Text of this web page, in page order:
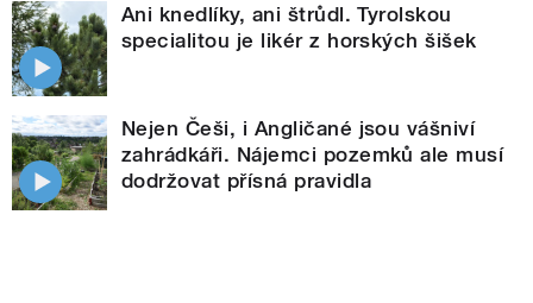
Ani knedlíky, ani štrůdl. Tyrolskou
specialitou je likér z horských šišek
Nejen Češi, i Angličané jsou vášniví
zahrádkáři. Nájemci pozemků ale musí
dodržovat přísná pravidla